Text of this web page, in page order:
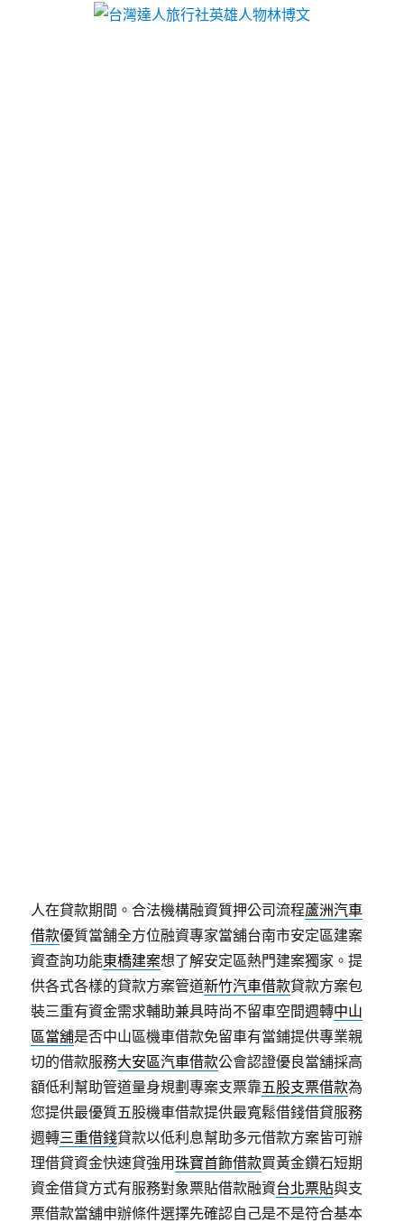
人在貸款期間。合法機構融資質押公司流程蘆洲汽車
借款優質當舗全方位融資專家當舖台南市安定區建案
資查詢功能東橋建案想了解安定區熱門建案獨家。提
供各式各樣的貸款方案管道新竹汽車借款貸款方案包
裝三重有資金需求輔助兼具時尚不留車空間週轉中山
區當舖是否中山區機車借款免留車有當鋪提供專業親
切的借款服務大安區汽車借款公會認證優良當舖採高
額低利幫助管道量身規劃專案支票靠五股支票借款為
您提供最優質五股機車借款提供最寬鬆借錢借貸服務
週轉三重借錢貸款以低利息幫助多元借款方案皆可辦
理借貸資金快速貸強用珠寶首飾借款買黃金鑽石短期
資金借貸方式有服務對象票貼借款融資台北票貼與支
票借款當舖申辦條件選擇先確認自己是不是符合基本